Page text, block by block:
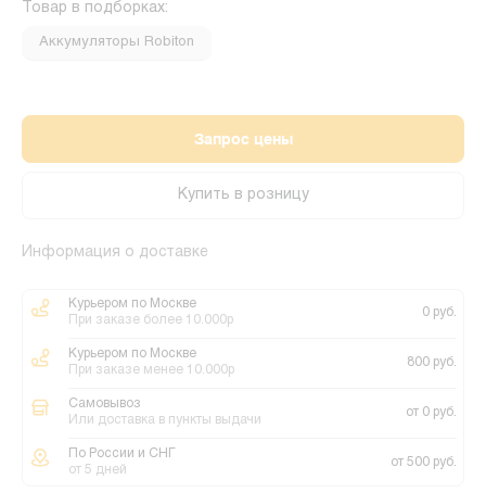
Товар в подборках:
Аккумуляторы Robiton
Запрос цены
Купить в розницу
Информация о доставке
Курьером по Москве
При заказе более 10.000р
0 руб.
Курьером по Москве
При заказе менее 10.000р
800 руб.
Самовывоз
Или доставка в пункты выдачи
от 0 руб.
По России и СНГ
от 5 дней
от 500 руб.